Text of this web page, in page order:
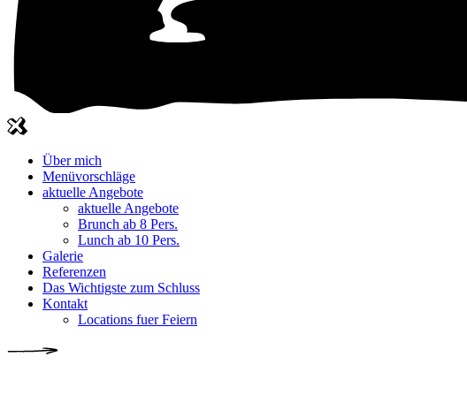
Über mich
Menüvorschläge
aktuelle Angebote
aktuelle Angebote
Brunch ab 8 Pers.
Lunch ab 10 Pers.
Galerie
Referenzen
Das Wichtigste zum Schluss
Kontakt
Locations fuer Feiern